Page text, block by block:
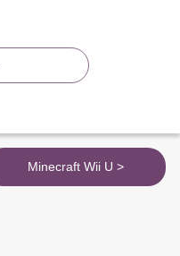
Minecraft Wii U >